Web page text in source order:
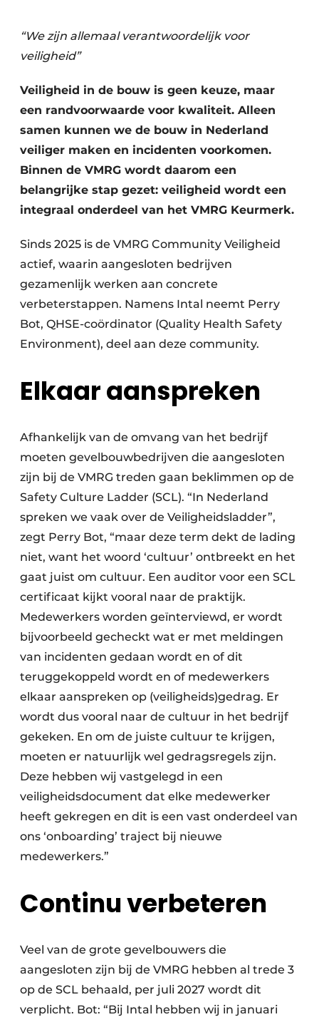
Privacy / Cookie statement
Vacature aanmelden
Video’s
“We zijn allemaal verantwoordelijk voor
veiligheid”
Veiligheid in de bouw is geen keuze, maar
een randvoorwaarde voor kwaliteit. Alleen
samen kunnen we de bouw in Nederland
veiliger maken en incidenten voorkomen.
Binnen de VMRG wordt daarom een
belangrijke stap gezet: veiligheid wordt een
integraal onderdeel van het VMRG Keurmerk.
Sinds 2025 is de VMRG Community Veiligheid
actief, waarin aangesloten bedrijven
gezamenlijk werken aan concrete
verbeterstappen. Namens Intal neemt Perry
Bot, QHSE-coördinator (Quality Health Safety
Environment), deel aan deze community.
Elkaar aanspreken
Afhankelijk van de omvang van het bedrijf
moeten gevelbouwbedrijven die aangesloten
zijn bij de VMRG treden gaan beklimmen op de
Safety Culture Ladder (SCL). “In Nederland
spreken we vaak over de Veiligheidsladder”,
zegt Perry Bot, “maar deze term dekt de lading
niet, want het woord ‘cultuur’ ontbreekt en het
gaat juist om cultuur. Een auditor voor een SCL
certificaat kijkt vooral naar de praktijk.
Medewerkers worden geïnterviewd, er wordt
bijvoorbeeld gecheckt wat er met meldingen
van incidenten gedaan wordt en of dit
teruggekoppeld wordt en of medewerkers
elkaar aanspreken op (veiligheids)gedrag. Er
wordt dus vooral naar de cultuur in het bedrijf
gekeken. En om de juiste cultuur te krijgen,
moeten er natuurlijk wel gedragsregels zijn.
Deze hebben wij vastgelegd in een
veiligheidsdocument dat elke medewerker
heeft gekregen en dit is een vast onderdeel van
ons ‘onboarding’ traject bij nieuwe
medewerkers.”
Continu verbeteren
Veel van de grote gevelbouwers die
aangesloten zijn bij de VMRG hebben al trede 3
op de SCL behaald, per juli 2027 wordt dit
verplicht. Bot: “Bij Intal hebben wij in januari